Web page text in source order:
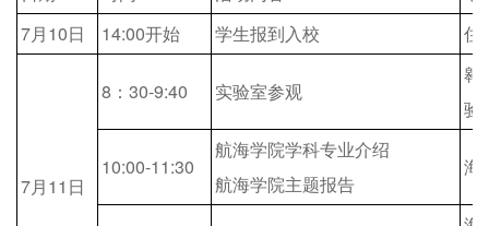
7月10日
14:00开始 学生报到入校 住
7月11日
8：30-9:40 实验室参观
翱
验
10:00-11:30
航海学院学科专业介绍
航海学院主题报告
海